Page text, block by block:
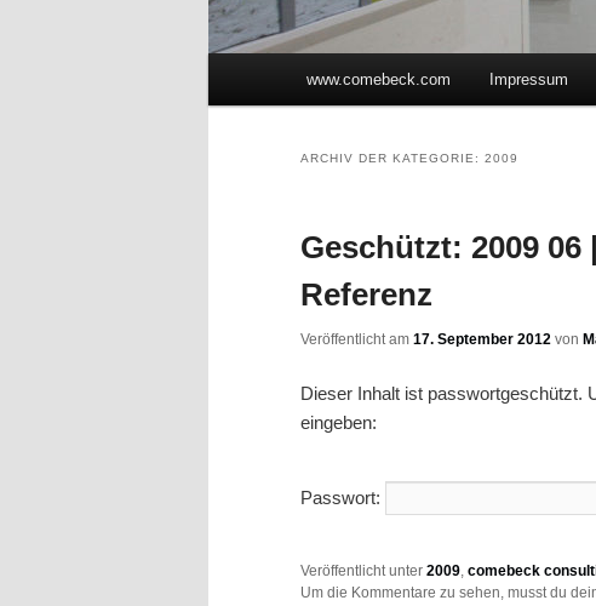
Zum Inhalt wechseln
Zum sekundären Inhalt wechseln
www.comebeck.com Impressum
ARCHIV DER KATEGORIE: 2009
Geschützt: 2009
Referenz
Veröffentlicht am 17. September 2012 von
Dieser Inhalt ist passwortgeschützt.
eingeben:
Passwort:
Veröffentlicht unter 2009, comebeck
Um die Kommentare zu sehen, musst du